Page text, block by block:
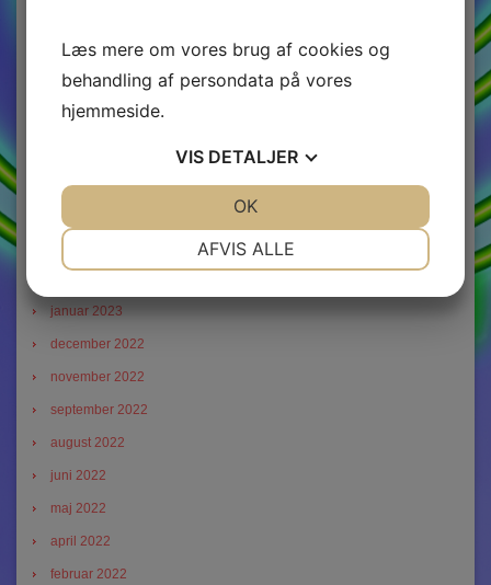
maj 2024
januar 2024
november 2023
januar 2023
december 2022
november 2022
september 2022
august 2022
juni 2022
maj 2022
april 2022
februar 2022
Læs mere om vores brug af cookies og
behandling af persondata på vores
hjemmeside.
VIS DETALJER
MARKETING
AFVIS ALLE
OK